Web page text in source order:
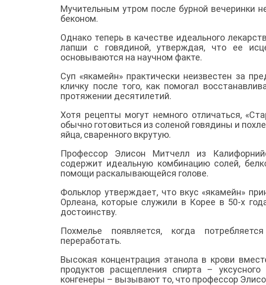
Мучительным утром после бурной вечеринки
беконом.
Однако теперь в качестве идеального
лапши с говядиной, утверждая, что ее
основываются на научном факте.
Суп «якамейн» практически неизвестен за
кличку после того, как помогал
протяжении десятилетий.
Хотя рецепты могут немного отличаться,
обычно готовиться из соленой говядины и
яйца, сваренного вкрутую.
Профессор Элисон Митчелл из
содержит идеальную комбинацию солей,
помощи раскалывающейся голове.
Фольклор утверждает, что вкус «якамейн»
Орлеана, которые служили в Корее в 50-х
достоинству.
Похмелье появляется, когда
переработать.
Высокая концентрация этанола в крови
продуктов расщепления спирта –
конгенеры – вызывают то, что профессор